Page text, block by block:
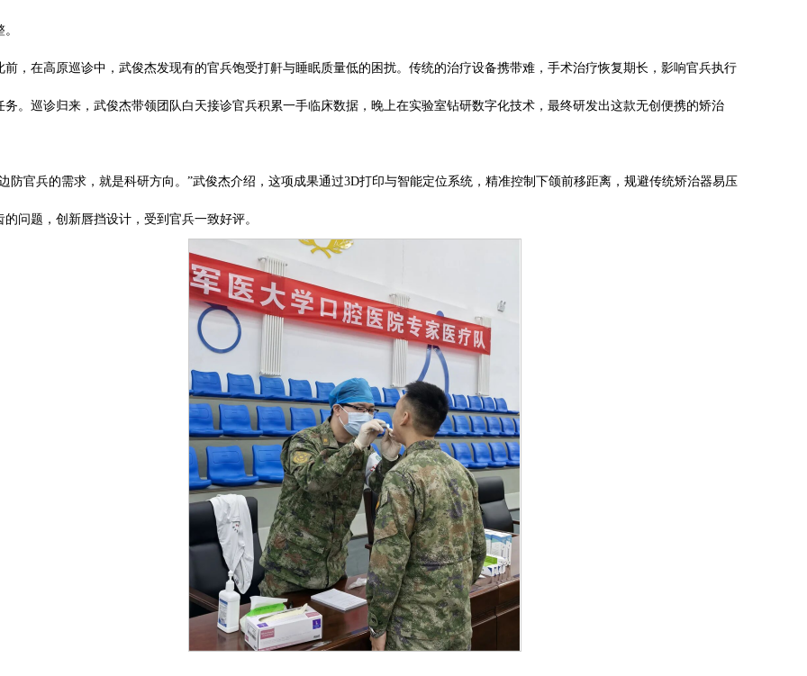
前，在高原巡诊中，武俊杰发现有的官兵饱受打鼾与睡眠质量低的困扰。传统的治疗设备携带难，手术治疗恢复期长，影响官兵执行
务。巡诊归来，武俊杰带领团队白天接诊官兵积累一手临床数据，晚上在实验室钻研数字化技术，最终研发出这款无创便携的矫治
防官兵的需求，就是科研方向。”武俊杰介绍，这项成果通过3D打印与智能定位系统，精准控制下颌前移距离，规避传统矫治器易压
的问题，创新唇挡设计，受到官兵一致好评。